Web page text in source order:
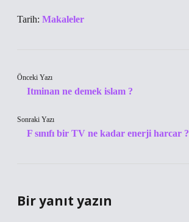
Tarih: Makaleler
Önceki Yazı
Itminan ne demek islam ?
Sonraki Yazı
F sınıfı bir TV ne kadar enerji harcar ?
Bir yanıt yazın